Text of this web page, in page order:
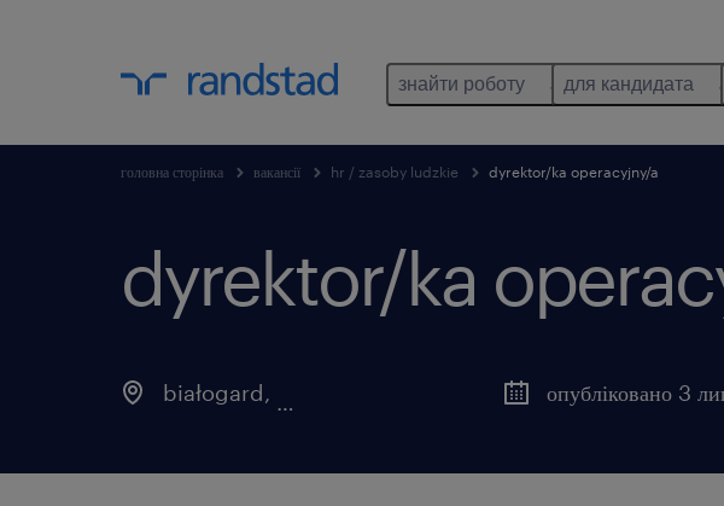
знайти роботу для кандидата
головна сторінка вакансії hr / zasoby ludzkie dyrektor/ka operacyjny/a
dyrektor/ka
białogard,